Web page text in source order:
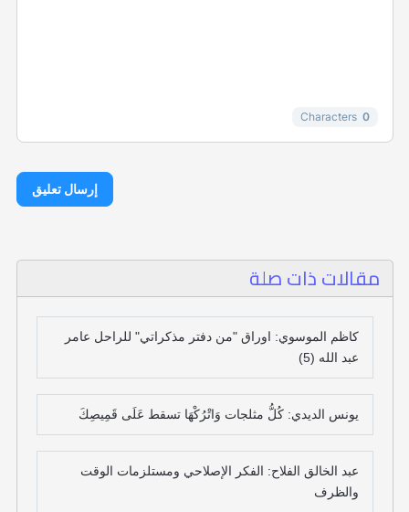
0
Characters
إرسال تعليق
مقالات ذات صلة
كاظم الموسوي: اوراق "من دفتر مذكراتي" للراحل عامر
عبد الله (5)
يونس الديدي: كُلُّ مثلجات وَاتْرُكْهَا تسقط عَلَى قَمِيصِكَ
عبد الخالق الفلاح: الفكر الإصلاحي ومستلزمات الوقت
والظرف